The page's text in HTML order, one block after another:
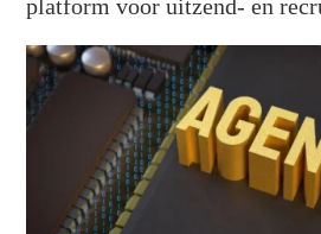
platform voor uitzend- en